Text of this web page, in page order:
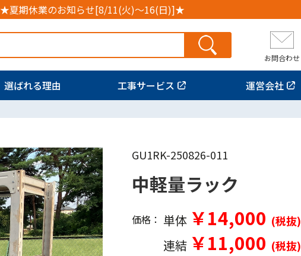
★夏期休業のお知らせ[8/11(火)～16(日)]★
お問合わせ
選ばれる理由 工事サービス 運営会社
GU1RK-250826-011
中軽量ラック
価格： 単体 ￥14,000 (税抜)
連結 ￥11,000 (税抜)